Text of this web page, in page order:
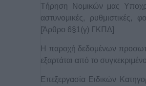
Τήρηση Νομικών μας
αστυνομικές, ρυθμιστικές,
[Άρθρο 6§1(γ) ΓΚΠΔ]
Η παροχή δεδομένων
εξαρτάται από το
Επεξεργασία Ειδικών